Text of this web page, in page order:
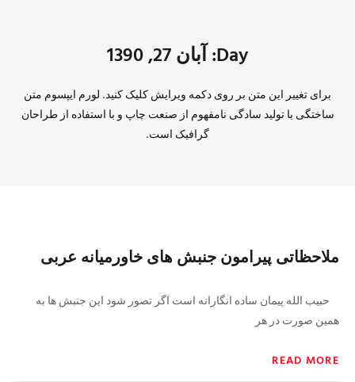
Day: آبان 27, 1390
برای تغییر این متن بر روی دکمه ویرایش کلیک کنید. لورم ایپسوم متن
ساختگی با تولید سادگی نامفهوم از صنعت چاپ و با استفاده از طراحان
گرافیک است.
ملاحظاتی پیرامون جنبش های خاورمیانه عربی
حبیب الله پیمان ساده انگارانه است اگر تصور شود این جنبش ها به
همین صورت در هر
READ MORE